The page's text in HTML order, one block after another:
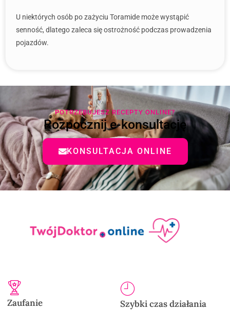
U niektórych osób po zażyciu Toramide może wystąpić
senność, dlatego zaleca się ostrożność podczas prowadzenia
pojazdów.
POTRZEBUJESZ RECEPTY ONLINE?
Rozpocznij e-konsultację
KONSULTACJA ONLINE
Zaufanie Szybki czas działania